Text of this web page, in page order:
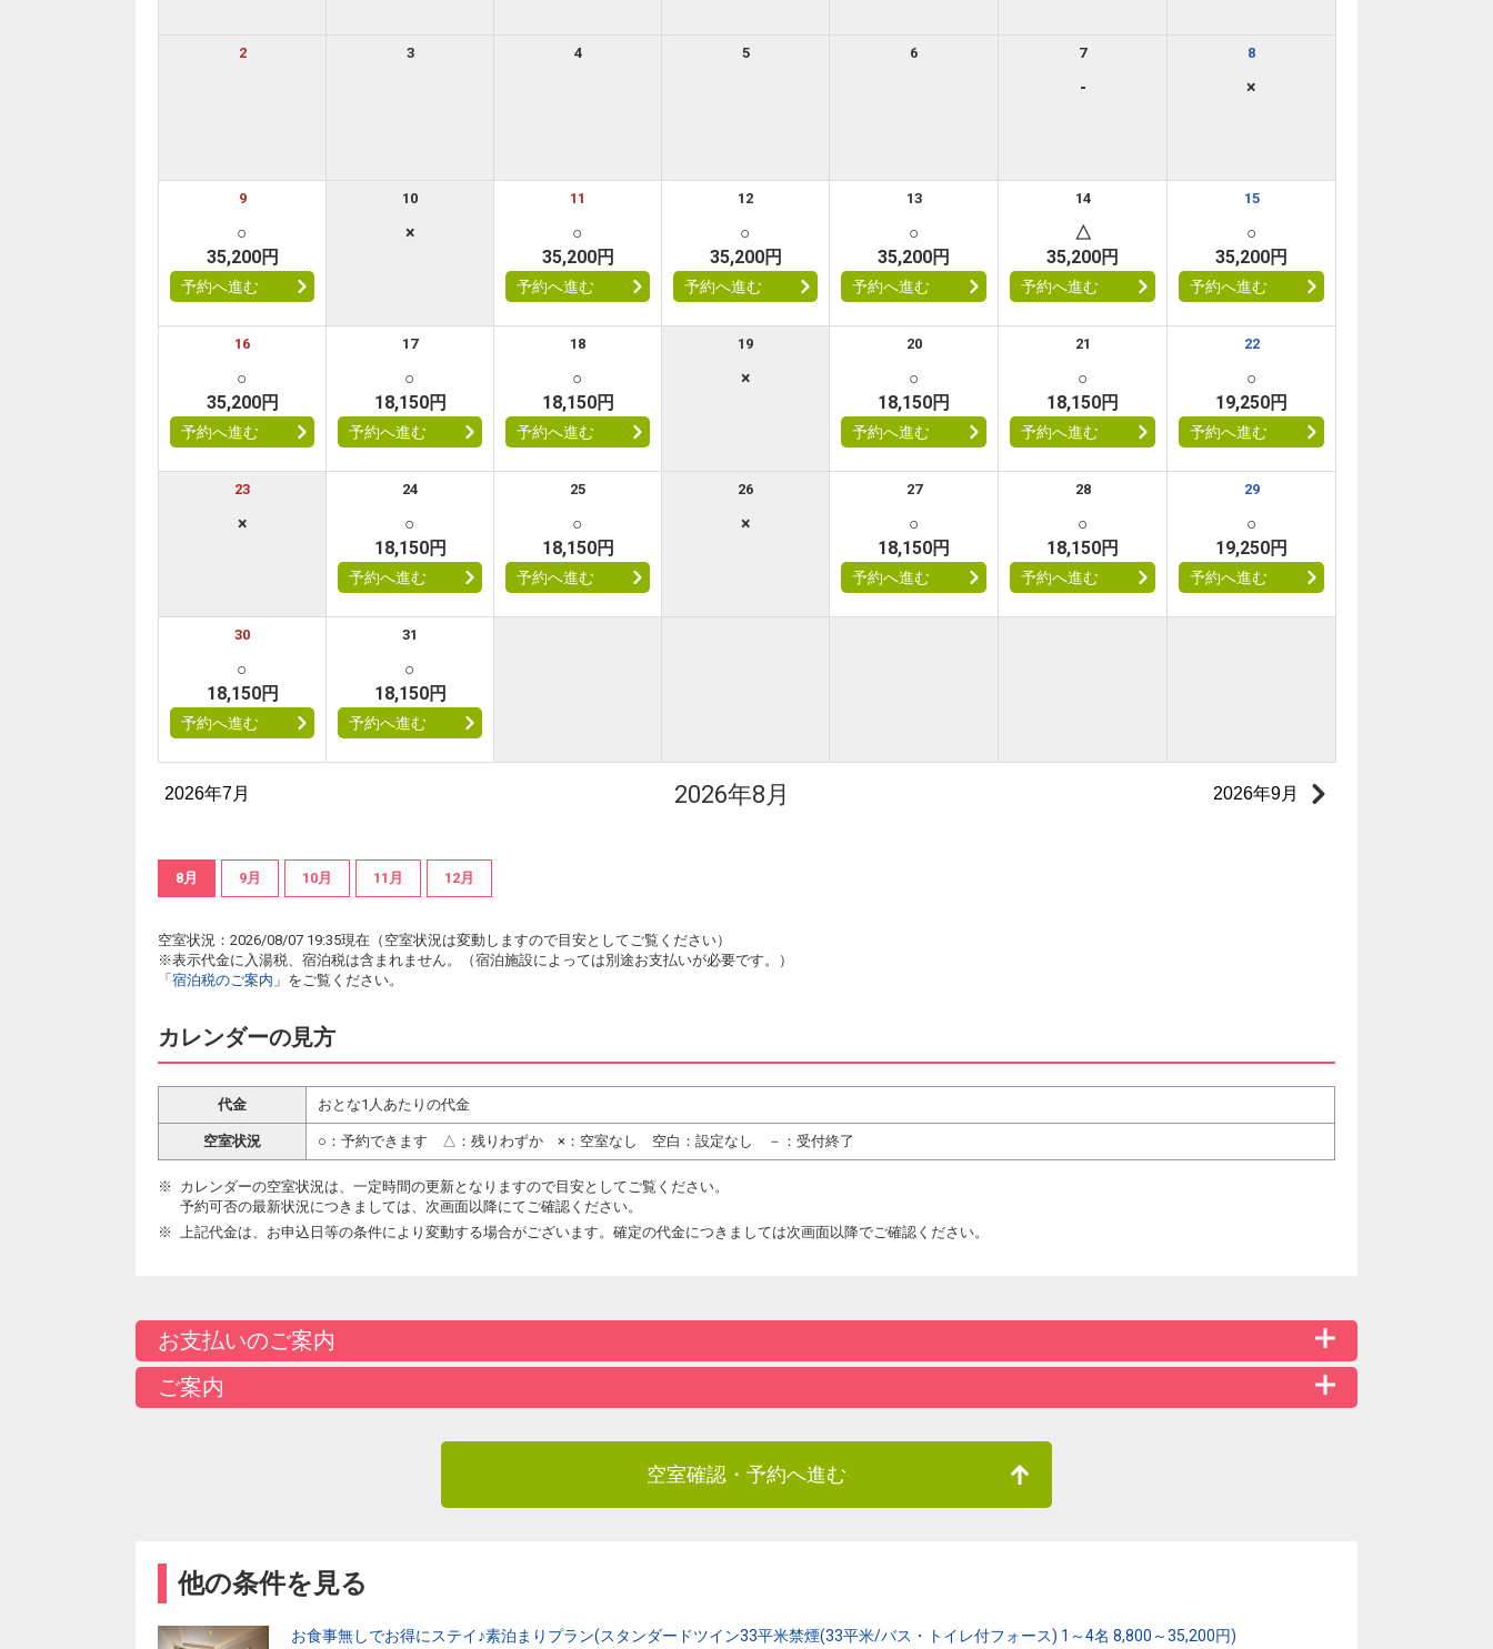
2 3 4 5 6 7
-
8
×
9
○
35,200円
予約へ進む
10
×
11
○
35,200円
予約へ進む
12
○
35,200円
予約へ進む
13
○
35,200円
予約へ進む
14
△
35,200円
予約へ進む
15
○
35,200円
予約へ進む
16
○
35,200円
予約へ進む
17
○
18,150円
予約へ進む
18
○
18,150円
予約へ進む
19
×
20
○
18,150円
予約へ進む
21
○
18,150円
予約へ進む
22
○
19,250円
予約へ進む
23
×
24
○
18,150円
予約へ進む
25
○
18,150円
予約へ進む
26
×
27
○
18,150円
予約へ進む
28
○
18,150円
予約へ進む
29
○
19,250円
予約へ進む
30
○
18,150円
予約へ進む
31
○
18,150円
予約へ進む
2026年7月 2026年8月 2026年9月
8月 9月 10月 11月 12月
空室状況：2026/08/07 19:35現在（空室状況は変動しますので目安としてご覧ください）
※表示代金に入湯税、宿泊税は含まれません。（宿泊施設によっては別途お支払いが必要です。）
「 宿泊税のご案内 」をご覧ください。
カレンダーの見方
代金 おとな1人あたりの代金
空室状況 ○：予約できます △：残りわずか ×：空室なし 空白：設定なし －：受付終了
カレンダーの空室状況は、一定時間の更新となりますので目安としてご覧ください。
予約可否の最新状況につきましては、次画面以降にてご確認ください。
上記代金は、お申込日等の条件により変動する場合がございます。確定の代金につきましては次画面以降でご確認ください。
お支払いのご案内
ご案内
空室確認・予約へ進む
他の条件を見る
お食事無しでお得にステイ♪素泊まりプラン(スタンダードツイン33平米禁煙(33平米/バス・トイレ付フォース) 1～4名 8,800～35,200円)